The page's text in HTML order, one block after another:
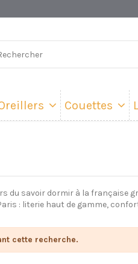
Couettes
du savoir dormir à la
: literie haut de gamme,
cette recherche.